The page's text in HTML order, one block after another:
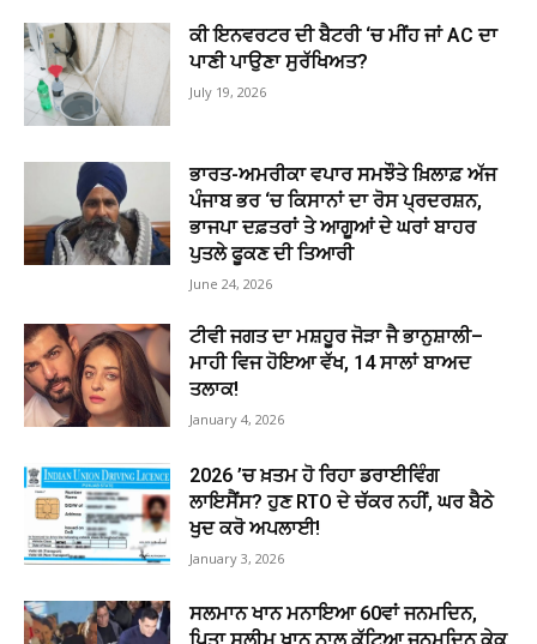
ਕੀ ਇਨਵਰਟਰ ਦੀ ਬੈਟਰੀ ‘ਚ ਮੀਂਹ ਜਾਂ AC ਦਾ
ਪਾਣੀ ਪਾਉਣਾ ਸੁਰੱਖਿਅਤ?
July 19, 2026
ਭਾਰਤ-ਅਮਰੀਕਾ ਵਪਾਰ ਸਮਝੌਤੇ ਖ਼ਿਲਾਫ਼ ਅੱਜ
ਪੰਜਾਬ ਭਰ ‘ਚ ਕਿਸਾਨਾਂ ਦਾ ਰੋਸ ਪ੍ਰਦਰਸ਼ਨ,
ਭਾਜਪਾ ਦਫ਼ਤਰਾਂ ਤੇ ਆਗੂਆਂ ਦੇ ਘਰਾਂ ਬਾਹਰ
ਪੁਤਲੇ ਫੂਕਣ ਦੀ ਤਿਆਰੀ
June 24, 2026
ਟੀਵੀ ਜਗਤ ਦਾ ਮਸ਼ਹੂਰ ਜੋੜਾ ਜੈ ਭਾਨੁਸ਼ਾਲੀ–
ਮਾਹੀ ਵਿਜ ਹੋਇਆ ਵੱਖ, 14 ਸਾਲਾਂ ਬਾਅਦ
ਤਲਾਕ!
January 4, 2026
2026 ’ਚ ਖ਼ਤਮ ਹੋ ਰਿਹਾ ਡਰਾਈਵਿੰਗ
ਲਾਇਸੈਂਸ? ਹੁਣ RTO ਦੇ ਚੱਕਰ ਨਹੀਂ, ਘਰ ਬੈਠੇ
ਖੁਦ ਕਰੋ ਅਪਲਾਈ!
January 3, 2026
ਸਲਮਾਨ ਖਾਨ ਮਨਾਇਆ 60ਵਾਂ ਜਨਮਦਿਨ,